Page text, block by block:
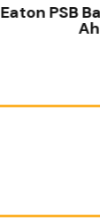
Eaton PSB